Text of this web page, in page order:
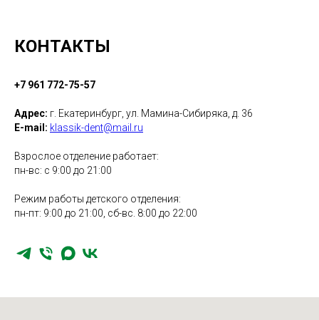
КОНТАКТЫ
+7 961 772-75-57
Адрес: г. Екатеринбург, ул. Мамина-Сибиряка, д. 36
E-mail: klassik-dent@mail.ru
Взрослое отделение работает:
пн-вс: с 9:00 до 21:00
Режим работы детского отделения:
пн-пт: 9:00 до 21:00, сб-вс. 8:00 до 22:00